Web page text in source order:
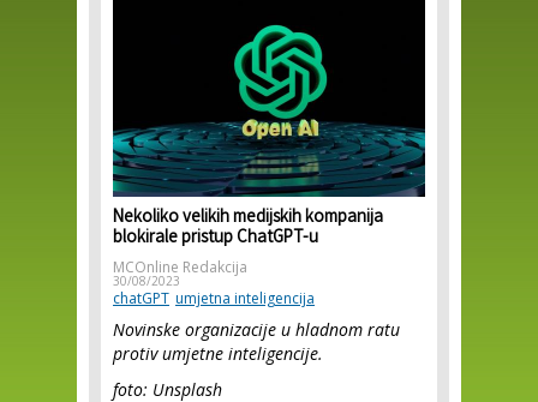
Nekoliko velikih medijskih kompanija
blokirale pristup ChatGPT-u
MCOnline Redakcija
30/08/2023
chatGPT umjetna inteligencija
Novinske organizacije u hladnom ratu
protiv umjetne inteligencije.
foto: Unsplash